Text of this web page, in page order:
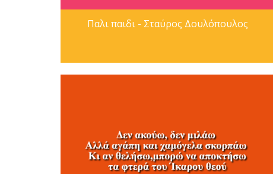
Παλι παιδι - Σταύρος Δουλόπουλος